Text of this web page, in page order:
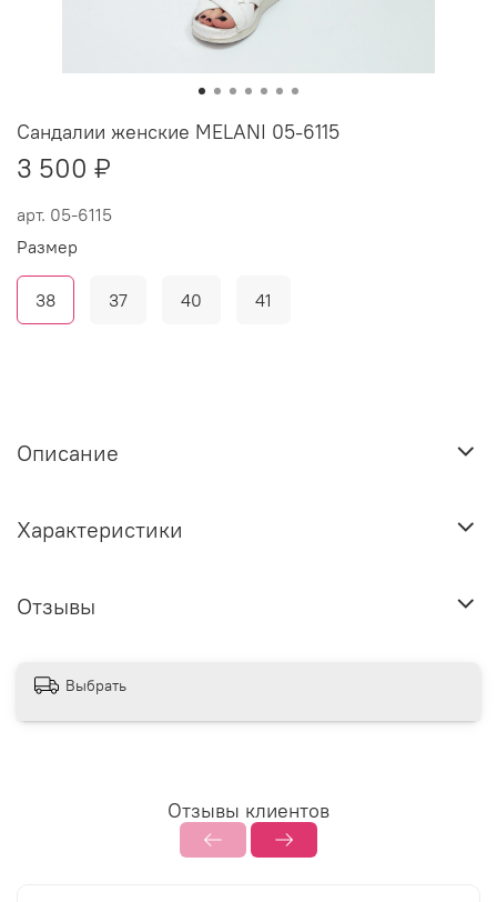
арт. 05-6115
Сандалии женские MELANI 05-6115
3 500 ₽
Размер
38 37 40 41
Описание
Характеристики
Отзывы
Выбрать
Отзывы клиентов